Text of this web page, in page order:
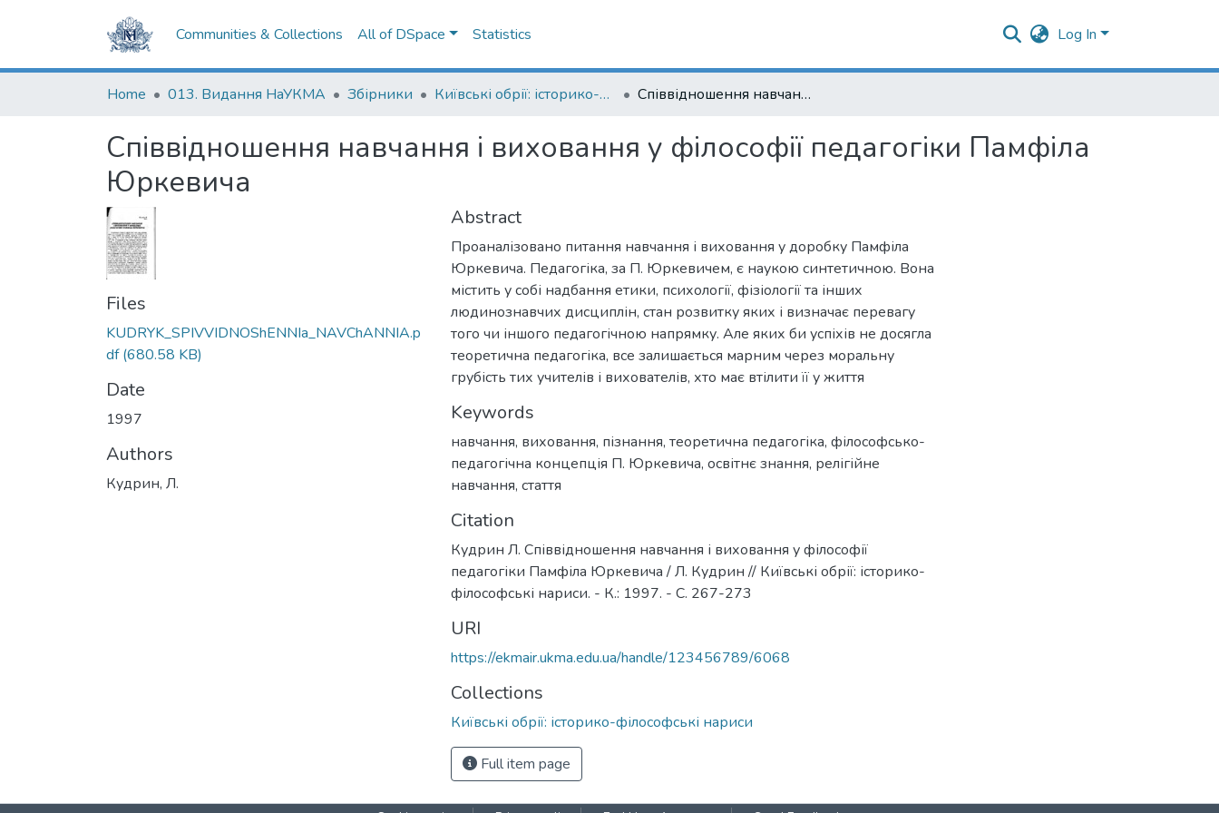
Communities & Collections All of DSpace Statistics Log In
Home 013. Видання НаУКМА Збірники Київські обрії: історико-філософські нариси Співвідношення навчання і виховання у філософії педагогіки Памфіла Юркевича
Співвідношення навчання і виховання у філософії педагогіки Памфіла
Юркевича
Files
KUDRYK_SPIVVIDNOShENNIa_NAVChANNIA.p
df(680.58 KB)
Date
1997
Authors
Кудрин, Л.
Abstract
Проаналізовано питання навчання і виховання у доробку Памфіла
Юркевича. Педагогіка, за П. Юркевичем, є наукою синтетичною. Вона
містить у собі надбання етики, психології, фізіології та інших
людинознавчих дисциплін, стан розвитку яких і визначає перевагу
того чи іншого педагогічною напрямку. Але яких би успіхів не досягла
теоретична педагогіка, все залишається марним через моральну
грубість тих учителів і вихователів, хто має втілити її у життя
Keywords
навчання, виховання, пізнання, теоретична педагогіка, філософсько-
педагогічна концепція П. Юркевича, освітнє знання, релігійне
навчання, стаття
Citation
Кудрин Л. Співвідношення навчання і виховання у філософії
педагогіки Памфіла Юркевича / Л. Кудрин // Київські обрії: історико-
філософські нариси. - К.: 1997. - С. 267-273
URI
https://ekmair.ukma.edu.ua/handle/123456789/6068
Collections
Київські обрії: історико-філософські нариси
Full item page